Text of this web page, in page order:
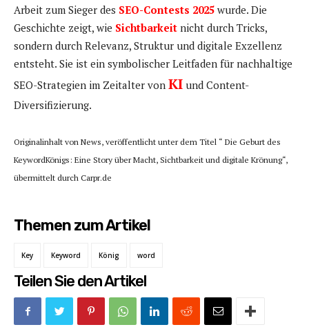
Arbeit zum Sieger des SEO-Contests 2025 wurde. Die
Geschichte zeigt, wie Sichtbarkeit nicht durch Tricks,
sondern durch Relevanz, Struktur und digitale Exzellenz
entsteht. Sie ist ein symbolischer Leitfaden für nachhaltige
SEO-Strategien im Zeitalter von KI und Content-
Diversifizierung.
Originalinhalt von News, veröffentlicht unter dem Titel “ Die Geburt des
KeywordKönigs: Eine Story über Macht, Sichtbarkeit und digitale Krönung“,
übermittelt durch Carpr.de
Themen zum Artikel
Key Keyword König word
Teilen Sie den Artikel